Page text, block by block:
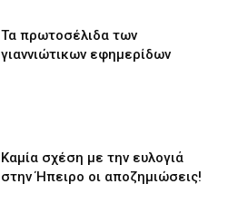
Τα πρωτοσέλιδα των
γιαννιώτικων εφημερίδων
Καμία σχέση με την ευλογιά
στην Ήπειρο οι αποζημιώσεις!